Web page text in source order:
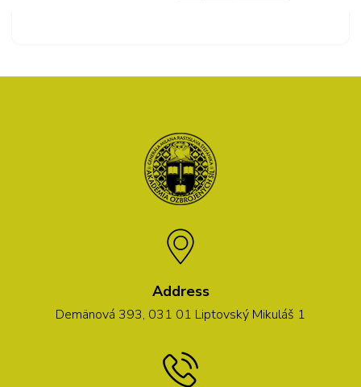
Address
Demänová 393, 031 01 Liptovský Mikuláš 1